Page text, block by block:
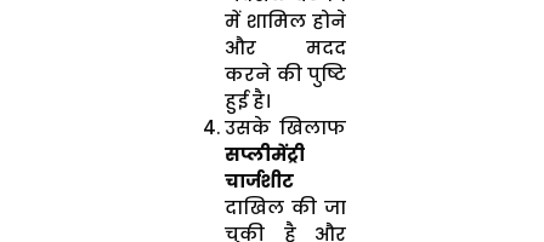
में शामिल होने
और मदद
करने की पुष्टि
हुई है।
उसके खिलाफ
सप्लीमेंट्री
चार्जशीट
दाखिल की जा
चुकी है और